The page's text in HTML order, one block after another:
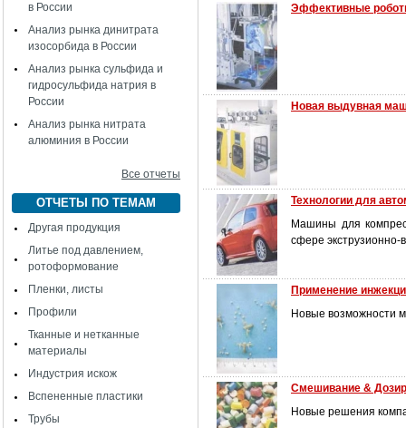
в России
Анализ рынка динитрата
изосорбида в России
Анализ рынка сульфида и
гидросульфида натрия в
России
Анализ рынка нитрата
алюминия в России
Все отчеты
ОТЧЕТЫ ПО ТЕМАМ
Другая продукция
Литье под давлением,
ротоформование
Пленки, листы
Профили
Тканные и нетканные
материалы
Индустрия искож
Вспененные пластики
Трубы
Эффективные
Новая выдувная
Технологии для
Машины для
сфере
Применение
Новые возможности
Смешивание &
Новые решения